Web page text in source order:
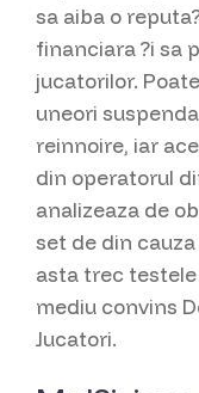
sa aiba o
financiara ?i sa
jucatorilor.
uneori
reinnoire, iar
din operatorul
analizeaza de
set de din
asta trec
mediu convins
Jucatori.